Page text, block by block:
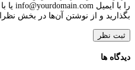
بگذارید و از نوشتن آن‌ها در بخش
ثبت نظر
دیدگاه ها